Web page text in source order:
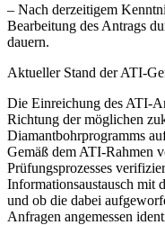
– Nach derzeitigem
Bearbeitung des Antrags
dauern.
Aktueller Stand der ATI-
Die Einreichung des ATI-
Richtung der möglichen
Diamantbohrprogramms
Gemäß dem ATI-Rahmen
Prüfungsprozesses
Informationsaustausch mit
und ob die dabei
Anfragen angemessen